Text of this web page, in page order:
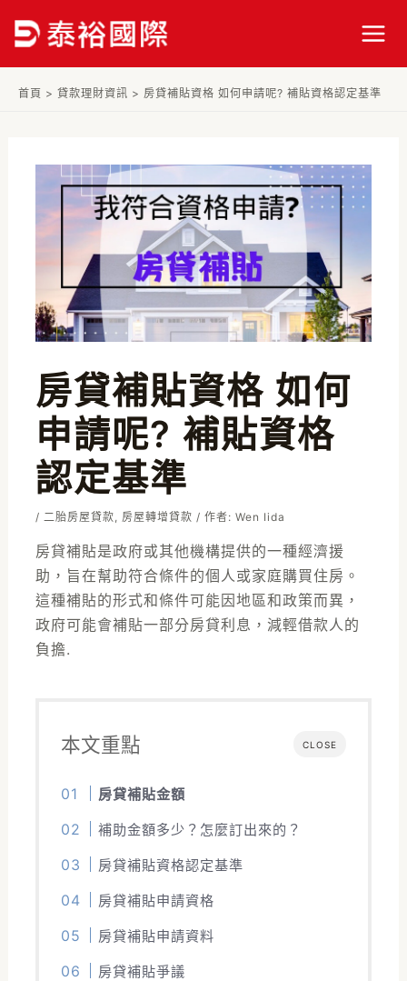
首頁 > 貸款理財資訊 > 房貸補貼資格 如何申請呢? 補貼資格認定基準
房貸補貼資格 如何
申請呢? 補貼資格
認定基準
/ 二胎房屋貸款 房屋轉增貸款 / 作者: Wen Iida
房貸補貼是政府或其他機構提供的一種經濟援
助，旨在幫助符合條件的個人或家庭購買住房。
這種補貼的形式和條件可能因地區和政策而異，
政府可能會補貼一部分房貸利息，減輕借款人的
負擔.
CLOSE
本文重點
房貸補貼金額
補助金額多少？怎麼訂出來的？
房貸補貼資格認定基準
房貸補貼申請資格
房貸補貼申請資料
房貸補貼爭議
navigation